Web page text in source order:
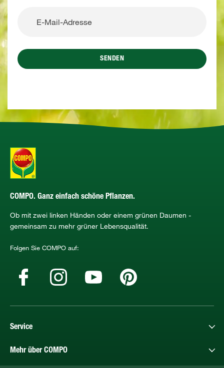
SENDEN
COMPO. Ganz einfach schöne Pflanzen.
Ob mit zwei linken Händen oder einem grünen Daumen -
gemeinsam zu mehr grüner Lebensqualität.
Folgen Sie COMPO auf:
Service
Mehr über COMPO